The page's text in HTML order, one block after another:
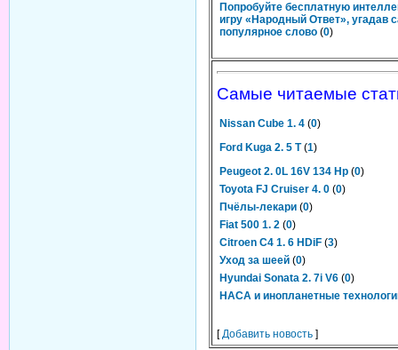
Попробуйте бесплатную
игру «Народный Ответ», угадав
популярное слово (0)
Самые читаемые
Nissan Cube 1. 4 (0)
Ford Kuga 2. 5 T (1)
Peugeot 2. 0L 16V 134 Hp (0)
Toyota FJ Cruiser 4. 0 (0)
Пчёлы-лекари (0)
Fiat 500 1. 2 (0)
Citroen C4 1. 6 HDiF (3)
Уход за шеей (0)
Hyundai Sonata 2. 7i V6 (0)
НАСА и инопланетные
[Добавить новость ]